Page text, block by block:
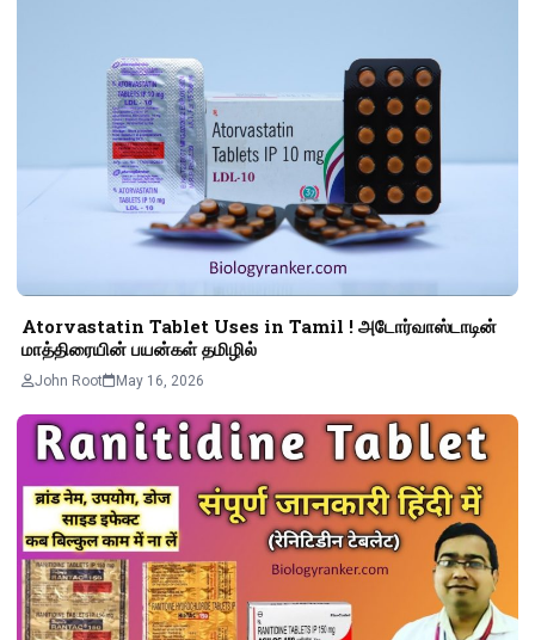
Atorvastatin Tablet Uses in Tamil ! அடோர்வாஸ்டாடின்
மாத்திரையின் பயன்கள் தமிழில்
John Root May 16, 2026